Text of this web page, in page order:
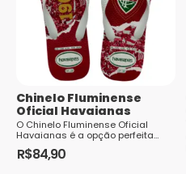
opções
podem
escolhidas
na
página
do
produto
Chinelo Fluminense
Oficial Havaianas
O Chinelo Fluminense Oficial
Havaianas é a opção perfeita
para os torcedores do Fluminense
que desejam mostrar seu amor
R$84,90